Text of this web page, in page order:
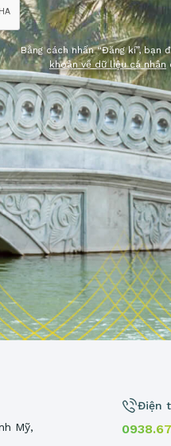
Bằng cách nhấn “Đăng kí”, bạn
khoản về dữ liệu cá nhân
Mỹ,
Điện